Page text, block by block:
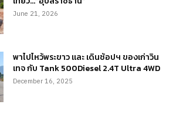
June 21, 2026
พาไปไหว้พระขาว และ เดินช้อปฯ ของเก่าวิน
เทจ กับ Tank 500Diesel 2.4T Ultra 4WD
December 16, 2025